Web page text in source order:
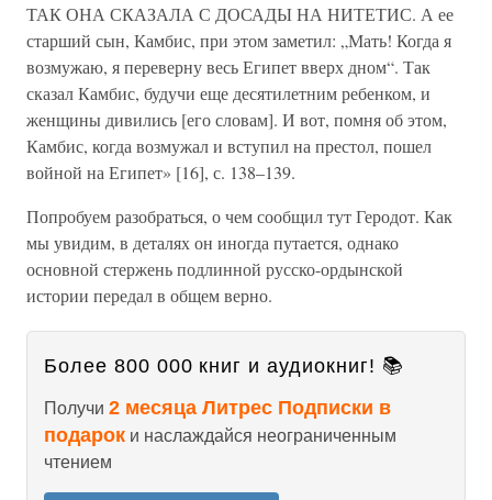
ТАК ОНА СКАЗАЛА С ДОСАДЫ НА НИТЕТИС. А ее
старший сын, Камбис, при этом заметил: „Мать! Когда я
возмужаю, я переверну весь Египет вверх дном“. Так
сказал Камбис, будучи еще десятилетним ребенком, и
женщины дивились [его словам]. И вот, помня об этом,
Камбис, когда возмужал и вступил на престол, пошел
войной на Египет» [16], с. 138–139.
Попробуем разобраться, о чем сообщил тут Геродот. Как
мы увидим, в деталях он иногда путается, однако
основной стержень подлинной русско-ордынской
истории передал в общем верно.
Более 800 000 книг и аудиокниг! 📚
Получи 2 месяца Литрес Подписки в
подарок и наслаждайся неограниченным
чтением